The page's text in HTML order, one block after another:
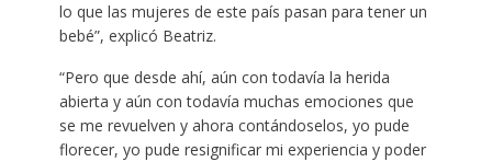
lo que las mujeres de este país pasan para tener un
bebé”, explicó Beatriz.
“Pero que desde ahí, aún con todavía la herida
abierta y aún con todavía muchas emociones que
se me revuelven y ahora contándoselos, yo pude
florecer, yo pude resignificar mi experiencia y poder